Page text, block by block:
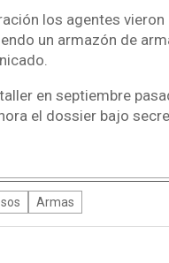
los agentes
un armazón de
en septiembre
el dossier bajo
Armas